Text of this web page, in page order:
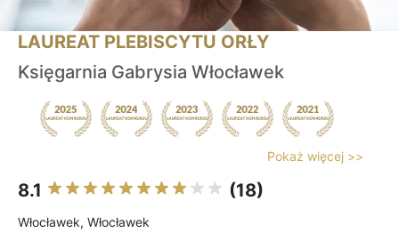
LAUREAT PLEBISCYTU ORŁY
Księgarnia Gabrysia Włocławek
Pokaż więcej >>
8.1 (18)
Włocławek, Włocławek